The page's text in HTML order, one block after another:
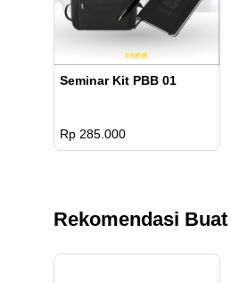
Seminar Kit PBB 01
Rp 285.000
Rekomendasi